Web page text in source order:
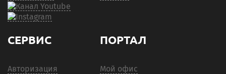
СЕРВИС
Авторизация
ПОРТАЛ
Мой офис